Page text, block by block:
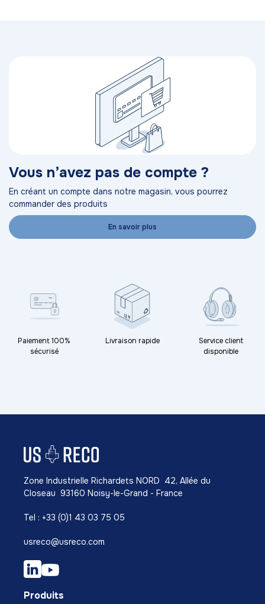
Vous n’avez pas de compte ?
En créant un compte dans notre magasin, vous pourrez
commander des produits
En savoir plus
Paiement 100%
sécurisé
Livraison rapide
Service client
disponible
Zone Industrielle Richardets NORD 42, Allée du
Closeau 93160 Noisy-le-Grand - France
Tel : +33 (0)1 43 03 75 05
usreco@usreco.com
Produits